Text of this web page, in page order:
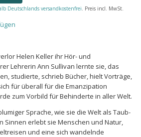
Deutschlands versandkostenfrei. Preis incl. MwSt.
Helen Keller ihr Hör- und
Lehrerin Ann Sullivan lernte sie, das
studierte, schrieb Bücher, hielt Vorträge,
für überall für die Emanzipation
zum Vorbild für Behinderte in aller Welt.
Sprache, wie sie die Welt als Taub-
Sinnen erlebt sie Menschen und Natur,
und eine sich wandelnde